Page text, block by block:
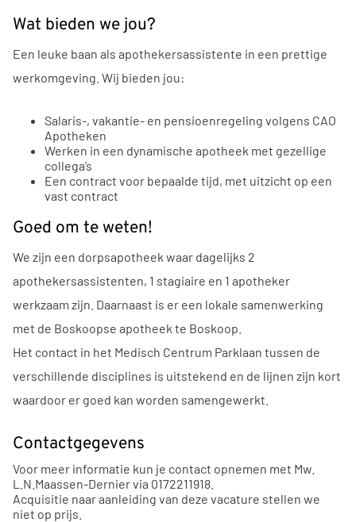
Wat bieden we jou?
Een leuke baan als apothekersassistente in een prettige
werkomgeving. Wij bieden jou:
Salaris-, vakantie- en pensioenregeling volgens CAO
Apotheken
Werken in een dynamische apotheek met gezellige
collega’s
Een contract voor bepaalde tijd, met uitzicht op een
vast contract
Goed om te weten!
We zijn een dorpsapotheek waar dagelijks 2
apothekersassistenten, 1 stagiaire en 1 apotheker
werkzaam zijn. Daarnaast is er een lokale samenwerking
met de Boskoopse apotheek te Boskoop.
Het contact in het Medisch Centrum Parklaan tussen de
verschillende disciplines is uitstekend en de lijnen zijn kort
waardoor er goed kan worden samengewerkt.
Contactgegevens
Voor meer informatie kun je contact opnemen met Mw.
L.N.Maassen-Dernier via 0172211918.
Acquisitie naar aanleiding van deze vacature stellen we
niet op prijs.